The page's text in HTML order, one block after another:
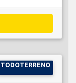
TODOTERRENO